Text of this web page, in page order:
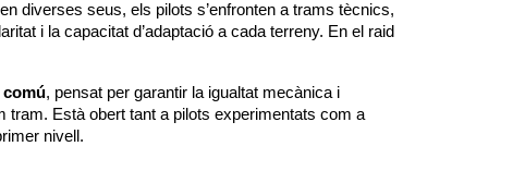
diverses seus, els pilots s’enfronten a trams tècnics,
i la capacitat d’adaptació a cada terreny. En el raid
comú, pensat per garantir la igualtat mecànica i
tram. Està obert tant a pilots experimentats com a
nivell.